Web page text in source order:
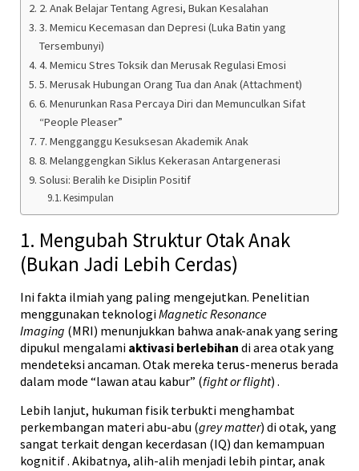
2. Anak Belajar Tentang Agresi, Bukan Kesalahan
3. Memicu Kecemasan dan Depresi (Luka Batin yang
Tersembunyi)
4. Memicu Stres Toksik dan Merusak Regulasi Emosi
5. Merusak Hubungan Orang Tua dan Anak (Attachment)
6. Menurunkan Rasa Percaya Diri dan Memunculkan Sifat
“People Pleaser”
7. Mengganggu Kesuksesan Akademik Anak
8. Melanggengkan Siklus Kekerasan Antargenerasi
Solusi: Beralih ke Disiplin Positif
Kesimpulan
1. Mengubah Struktur Otak Anak
(Bukan Jadi Lebih Cerdas)
Ini fakta ilmiah yang paling mengejutkan. Penelitian
menggunakan teknologiMagnetic Resonance
Imaging (MRI) menunjukkan bahwa anak-anak yang sering
dipukul mengalami aktivasi berlebihan di area otak yang
mendeteksi ancaman. Otak mereka terus-menerus berada
dalam mode “lawan atau kabur” (fight or flight) .
Lebih lanjut, hukuman fisik terbukti menghambat
perkembangan materi abu-abu (grey matter) di otak, yang
sangat terkait dengan kecerdasan (IQ) dan kemampuan
kognitif. Akibatnya, alih-alih menjadi lebih pintar, anak